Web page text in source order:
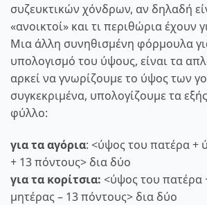
συζευκτικών χόνδρων, αν δηλαδή
«ανοικτοί» και τι περιθώρια έχουν
Μια άλλη συνηθισμένη φόρμουλα
υπολογισμό του ύψους, είναι τα
αρκεί να γνωρίζουμε το ύψος των
συγκεκριμένα, υπολογίζουμε τα
φύλλο:
για τα αγόρια: <ύψος του πατέρα +
+ 13 πόντους> δια δύο
για τα κορίτσια: <ύψος του πατέρα
μητέρας – 13 πόντους> δια δύο